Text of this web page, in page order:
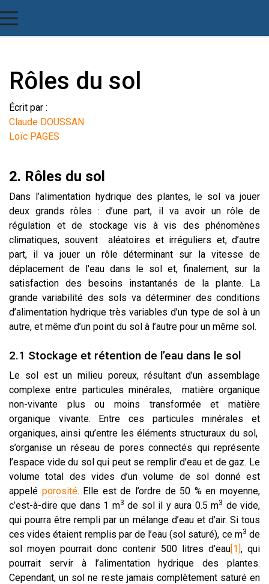
Rôles du sol
Écrit par :
Claude DOUSSAN
Loïc PAGES
2. Rôles du sol
Dans l’alimentation hydrique des plantes, le sol va jouer
deux grands rôles : d’une part, il va avoir un rôle de
régulation et de stockage vis à vis des phénomènes
climatiques, souvent aléatoires et irréguliers et, d’autre
part, il va jouer un rôle déterminant sur la vitesse de
déplacement de l'eau dans le sol et, finalement, sur la
satisfaction des besoins instantanés de la plante. La
grande variabilité des sols va déterminer des conditions
d’alimentation hydrique très variables d’un type de sol à un
autre, et même d’un point du sol à l’autre pour un même sol.
2.1 Stockage et rétention de l’eau dans le sol
Le sol est un milieu poreux, résultant d’un assemblage
complexe entre particules minérales, matière organique
non-vivante plus ou moins transformée et matière
organique vivante. Entre ces particules minérales et
organiques, ainsi qu’entre les éléments structuraux du sol,
s’organise un réseau de pores connectés qui représente
l’espace vide du sol qui peut se remplir d’eau et de gaz. Le
volume total des vides d’un volume de sol donné est
appelé porosité. Elle est de l’ordre de 50 % en moyenne,
c’est-à-dire que dans 1 m3 de sol il y aura 0.5 m3 de vide,
qui pourra être rempli par un mélange d’eau et d’air. Si tous
ces vides étaient remplis par de l’eau (sol saturé), ce m3 de
sol moyen pourrait donc contenir 500 litres d’eau[1], qui
pourrait servir à l’alimentation hydrique des plantes.
Cependant, un sol ne reste jamais complètement saturé en